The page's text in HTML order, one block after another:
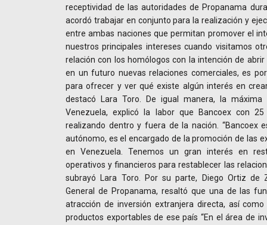
receptividad de las autoridades de Propanama
acordó trabajar en conjunto para la realización y
entre ambas naciones que permitan promover el
nuestros principales intereses cuando visitamos
relación con los homólogos con la intención de
en un futuro nuevas relaciones comerciales, es
para ofrecer y ver qué existe algún interés en
destacó Lara Toro. De igual manera, la máxima
Venezuela, explicó la labor que Bancoex con
realizando dentro y fuera de la nación. “Bancoex
autónomo, es el encargado de la promoción de las
en Venezuela. Tenemos un gran interés en
operativos y financieros para restablecer las
subrayó Lara Toro. Por su parte, Diego Ortiz de
General de Propanama, resaltó que una de las
atracción de inversión extranjera directa, así
productos exportables de ese país “En el área de